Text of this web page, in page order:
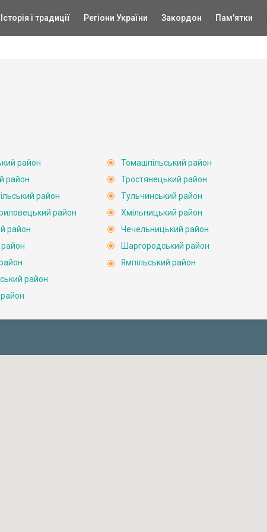
Історія і традиції Регіони України Закордон Пам'ятки
район
район
район
район
район
район
район
Томашпільський район
Тростянецький район
Тульчинський район
Хмільницький район
Чечельницький район
Шаргородський район
Ямпільський район